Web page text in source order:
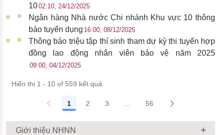
1002:10, 24/12/2025
Ngân hàng Nhà nước Chi nhánh Khu vực 10 thông
báo tuyển dụng 16:00, 08/12/2025
Thông báo triệu tập thí sinh tham dự kỳ thi tuyển hợp
đồng lao động nhân viên bảo vệ năm 2025
09:00, 04/12/2025
Hiển thị 1 - 10 of 559 kết quả.
1 2 3 56
Giới thiệu NHNN